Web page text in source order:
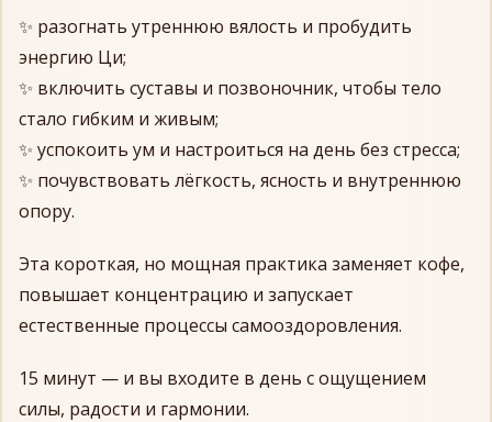
✨ разогнать утреннюю вялость и пробудить
энергию Ци;
✨ включить суставы и позвоночник, чтобы тело
стало гибким и живым;
✨ успокоить ум и настроиться на день без стресса;
✨ почувствовать лёгкость, ясность и внутреннюю
опору.
Эта короткая, но мощная практика заменяет кофе,
повышает концентрацию и запускает
естественные процессы самооздоровления.
15 минут — и вы входите в день с ощущением
силы, радости и гармонии.